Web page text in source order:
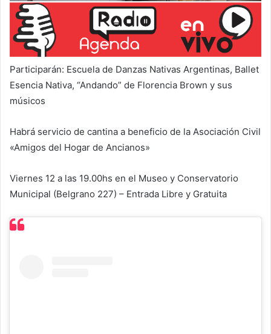
Participarán: Escuela de Danzas Nativas Argentinas, Ballet
Esencia Nativa, “Andando” de Florencia Brown y sus
músicos
Habrá servicio de cantina a beneficio de la Asociación Civil
«Amigos del Hogar de Ancianos»
Viernes 12 a las 19.00hs en el Museo y Conservatorio
Municipal (Belgrano 227) – Entrada Libre y Gratuita